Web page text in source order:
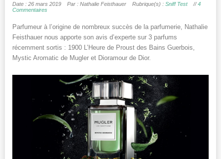
Date : 26 mars 2019 Par : Nathalie Feisthauer Rubrique(s) : Sniff Test //4
Commentaires
Parfumeur à l’origine de nombreux succès de la parfumerie, Nathalie
Feisthauer nous apporte son avis d’experte sur 3 parfums
récemment sortis : 1900 L’Heure de Proust des Bains Guerbois,
Mystic Aromatic de Mugler et Dioramour de Dior.